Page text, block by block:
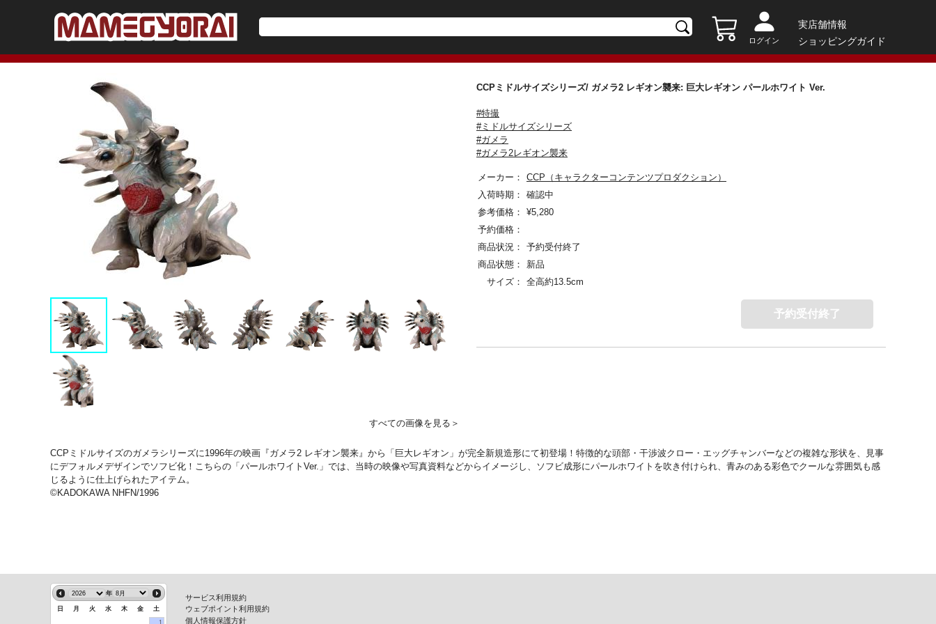
ログイン
実店舗情報
ショッピングガイド
すべての画像を見る＞
CCPミドルサイズシリーズ/ ガメラ2 レギオン襲来: 巨大レギオン パールホワイト Ver.
#特撮
#ミドルサイズシリーズ
#ガメラ
#ガメラ2レギオン襲来
メーカー：
CCP（キャラクターコンテンツプロダクション）
入荷時期：
確認中
参考価格：
¥5,280
予約価格：
商品状況：
予約受付終了
商品状態：
新品
サイズ：
全高約13.5cm
予約受付終了
CCPミドルサイズのガメラシリーズに1996年の映画『ガメラ2 レギオン襲来』から「巨大レギオン」が完全新規造形にて初登場！特徴的な頭部・干渉波クロー・エッグチャンバーなどの複雑な形状を、見事
にデフォルメデザインでソフビ化！こちらの「パールホワイトVer.」では、当時の映像や写真資料などからイメージし、ソフビ成形にパールホワイトを吹き付けられ、青みのある彩色でクールな雰囲気も感
じるように仕上げられたアイテム。
©KADOKAWA NHFN/1996
年
日 月 火 水 木 金
土
1
サービス利用規約
ウェブポイント利用規約
個人情報保護方針